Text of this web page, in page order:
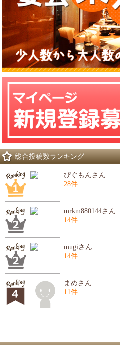
総合投稿数ランキング
ぴぐもんさん
28件
mrkm880144さん
14件
mugiさん
14件
まめさん
11件